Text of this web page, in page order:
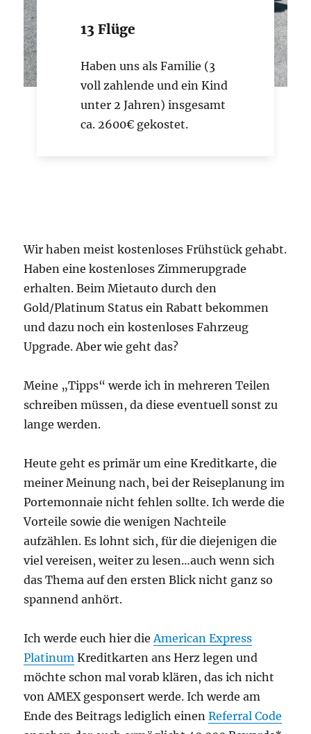
13 Flüge
Haben uns als Familie (3
voll zahlende und ein Kind
unter 2 Jahren) insgesamt
ca. 2600€ gekostet.
Wir haben meist kostenloses Frühstück gehabt.
Haben eine kostenloses Zimmerupgrade
erhalten. Beim Mietauto durch den
Gold/Platinum Status ein Rabatt bekommen
und dazu noch ein kostenloses Fahrzeug
Upgrade. Aber wie geht das?
Meine „Tipps“ werde ich in mehreren Teilen
schreiben müssen, da diese eventuell sonst zu
lange werden.
Heute geht es primär um eine Kreditkarte, die
meiner Meinung nach, bei der Reiseplanung im
Portemonnaie nicht fehlen sollte. Ich werde die
Vorteile sowie die wenigen Nachteile
aufzählen. Es lohnt sich, für die diejenigen die
viel vereisen, weiter zu lesen…auch wenn sich
das Thema auf den ersten Blick nicht ganz so
spannend anhört.
Ich werde euch hier dieAmerican Express
Platinum Kreditkarten ans Herz legen und
möchte schon mal vorab klären, das ich nicht
von AMEX gesponsert werde. Ich werde am
Ende des Beitrags lediglich einenReferral Code